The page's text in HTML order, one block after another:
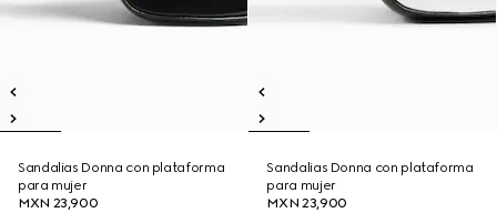
Sandalias Donna con plataforma
para mujer
MXN 23,900
Sandalias Donna con plataforma
para mujer
MXN 23,900